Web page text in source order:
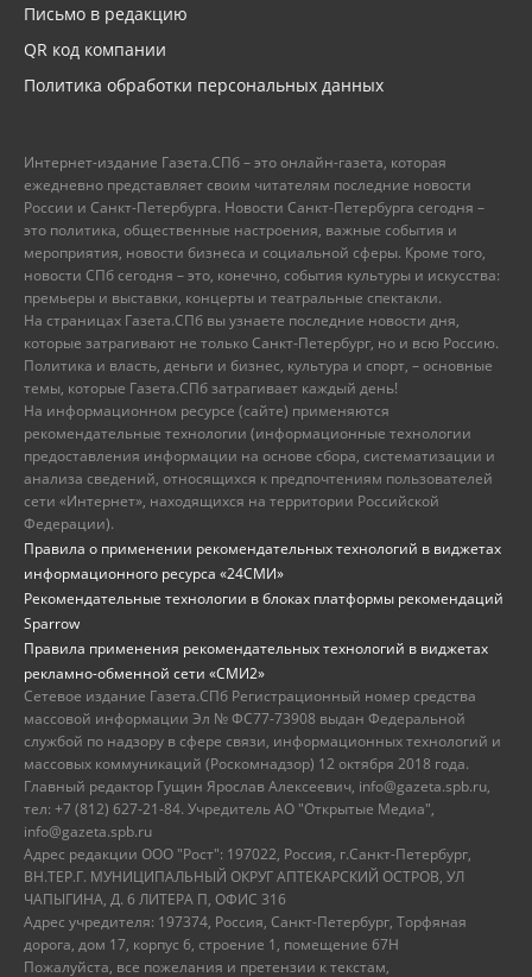
Письмо в редакцию
QR код компании
Политика обработки персональных данных
Интернет-издание Газета.СПб – это онлайн-газета, которая
ежедневно представляет своим читателям последние новости
России и Санкт-Петербурга. Новости Санкт-Петербурга сегодня –
это политика, общественные настроения, важные события и
мероприятия, новости бизнеса и социальной сферы. Кроме того,
новости СПб сегодня – это, конечно, события культуры и искусства:
премьеры и выставки, концерты и театральные спектакли.
На страницах Газета.СПб вы узнаете последние новости дня,
которые затрагивают не только Санкт-Петербург, но и всю Россию.
Политика и власть, деньги и бизнес, культура и спорт, – основные
темы, которые Газета.СПб затрагивает каждый день!
На информационном ресурсе (сайте) применяются
рекомендательные технологии (информационные технологии
предоставления информации на основе сбора, систематизации и
анализа сведений, относящихся к предпочтениям пользователей
сети «Интернет», находящихся на территории Российской
Федерации).
Правила о применении рекомендательных технологий в виджетах
информационного ресурса «24СМИ»
Рекомендательные технологии в блоках платформы рекомендаций
Sparrow
Правила применения рекомендательных технологий в виджетах
рекламно-обменной сети «СМИ2»
Сетевое издание Газета.СПб Регистрационный номер средства
массовой информации Эл № ФС77-73908 выдан Федеральной
службой по надзору в сфере связи, информационных технологий и
массовых коммуникаций (Роскомнадзор) 12 октября 2018 года.
Главный редактор Гущин Ярослав Алексеевич, info@gazeta.spb.ru,
тел: +7 (812) 627-21-84. Учредитель АО "Открытые Медиа",
info@gazeta.spb.ru
Адрес редакции ООО "Рост": 197022, Россия, г.Санкт-Петербург,
ВН.ТЕР.Г. МУНИЦИПАЛЬНЫЙ ОКРУГ АПТЕКАРСКИЙ ОСТРОВ, УЛ
ЧАПЫГИНА, Д. 6 ЛИТЕРА П, ОФИС 316
Адрес учредителя: 197374, Россия, Санкт-Петербург, Торфяная
дорога, дом 17, корпус 6, строение 1, помещение 67Н
Пожалуйста, все пожелания и претензии к текстам,